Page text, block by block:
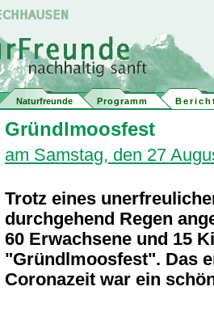
Naturfreunde Programm
Gründlmoosfest
am Samstag, den 27
Trotz eines
durchgehend Regen
60 Erwachsene und 15
"Gründlmoosfest". Das
Coronazeit war ein